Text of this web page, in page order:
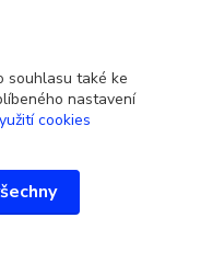
souhlasu také ke
nastavení
cookies